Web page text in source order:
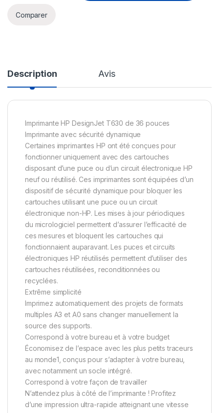
Comparer
Description Avis
Imprimante HP DesignJet T630 de 36 pouces
Imprimante avec sécurité dynamique
Certaines imprimantes HP ont été conçues pour
fonctionner uniquement avec des cartouches
disposant d’une puce ou d’un circuit électronique HP
neuf ou réutilisé. Ces imprimantes sont équipées d’un
dispositif de sécurité dynamique pour bloquer les
cartouches utilisant une puce ou un circuit
électronique non-HP. Les mises à jour périodiques
du micrologiciel permettent d’assurer l’efficacité de
ces mesures et bloquent les cartouches qui
fonctionnaient auparavant. Les puces et circuits
électroniques HP réutilisés permettent d’utiliser des
cartouches réutilisées, reconditionnées ou
recyclées.
Extrême simplicité
Imprimez automatiquement des projets de formats
multiples A3 et A0 sans changer manuellement la
source des supports.
Correspond à votre bureau et à votre budget
Économisez de l’espace avec les plus petits traceurs
au monde1, conçus pour s’adapter à votre bureau,
avec notamment un socle intégré.
Correspond à votre façon de travailler
N’attendez plus à côté de l’imprimante ! Profitez
d’une impression ultra-rapide atteignant une vitesse